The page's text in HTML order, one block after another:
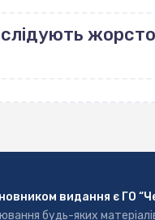
видання є ГО
будь-яких